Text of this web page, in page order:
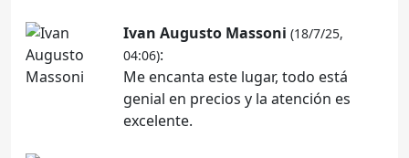
Ivan Augusto Massoni (18/7/25,
04:06):
Me encanta este lugar, todo está
genial en precios y la atención es
excelente.